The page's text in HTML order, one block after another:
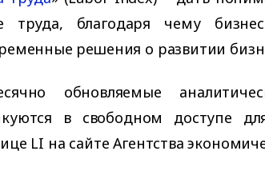
труда, благодаря чему
решения о развитии
обновляемые
в свободном доступе
LI на сайте Агентства